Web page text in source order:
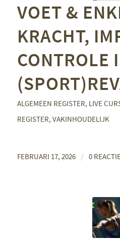
VOET &
KRACHT,
CONTROLE
ALGEMEEN REGISTER, LIVE
REGISTER, VAKINHOUDELIJK
FEBRUARI 17, 2026 / 0